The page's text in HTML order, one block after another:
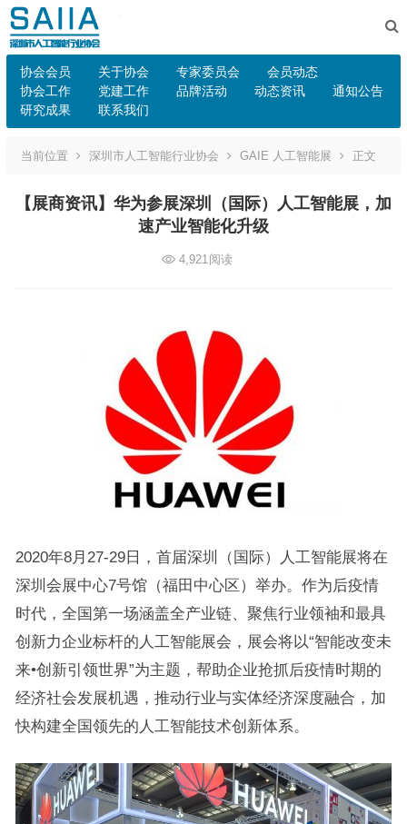
协会会员 关于协会 专家委员会
会员动态
协会工作
党建工作 品牌活动 动态资讯
通知公告
研究成果
联系我们
当前位置 深圳市人工智能行业协会 GAIE 人工智能展 正文
【展商资讯】华为参展深圳（国际）人工智能展，加
速产业智能化升级
4,921阅读
2020年8月27-29日，首届深圳（国际）人工智能展将在
深圳会展中心7号馆（福田中心区）举办。作为后疫情
时代，全国第一场涵盖全产业链、聚焦行业领袖和最具
创新力企业标杆的人工智能展会，展会将以“智能改变未
来•创新引领世界”为主题，帮助企业抢抓后疫情时期的
经济社会发展机遇，推动行业与实体经济深度融合，加
快构建全国领先的人工智能技术创新体系。